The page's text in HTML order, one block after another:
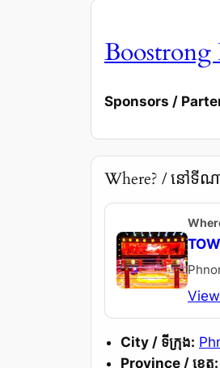
Sponsors /
Where? / នៅទីណ
City / ទីក្រុង:
Province / ខេត្ត: